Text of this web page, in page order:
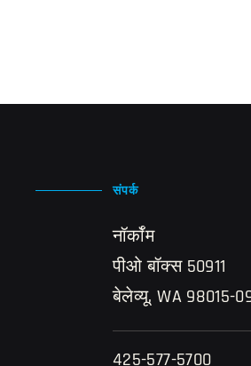
संपर्क
नॉर्कॉम
पीओ बॉक्स 50911
बेलेव्यू, WA 98015-
425-577-5700